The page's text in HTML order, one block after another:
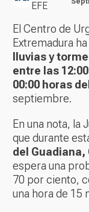
EFE
El Centro de
Extremadura
lluvias y
entre las
00:00 horas
septiembre.
En una nota, la
que durante
del Guadiana,
espera una
70 por ciento,
una hora de 15